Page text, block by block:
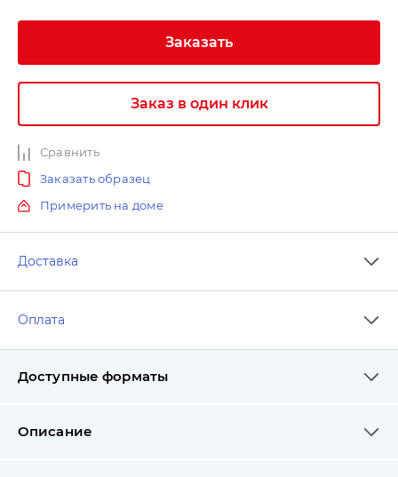
Заказать
Заказ в один клик
Сравнить
Заказать образец
Примерить на доме
Доставка
Оплата
Доступные форматы
Описание